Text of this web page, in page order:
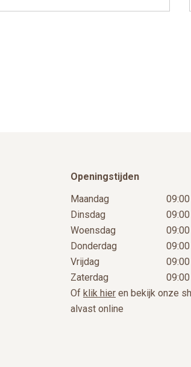
Openingstijden
Maandag
Dinsdag
Woensdag
Donderdag
Vrijdag
Zaterdag
Of klik hier en bekijk onze
alvast online